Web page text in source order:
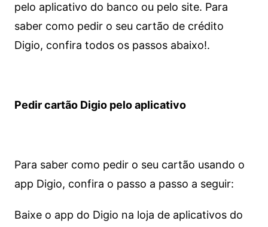
pelo aplicativo do banco ou pelo site. Para
saber como pedir o seu cartão de crédito
Digio, confira todos os passos abaixo!.
Pedir cartão Digio pelo aplicativo
Para saber como pedir o seu cartão usando o
app Digio, confira o passo a passo a seguir:
Baixe o app do Digio na loja de aplicativos do